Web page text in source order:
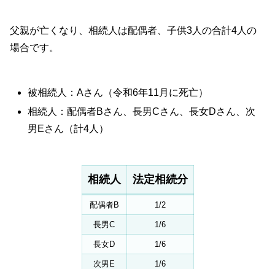
父親が亡くなり、相続人は配偶者、子供3人の合計4人の
場合です。
被相続人：Aさん（令和6年11月に死亡）
相続人：配偶者Bさん、長男Cさん、長女Dさん、次
男Eさん（計4人）
相続人 法定相続分
配偶者B 1/2
長男C 1/6
長女D 1/6
次男E 1/6